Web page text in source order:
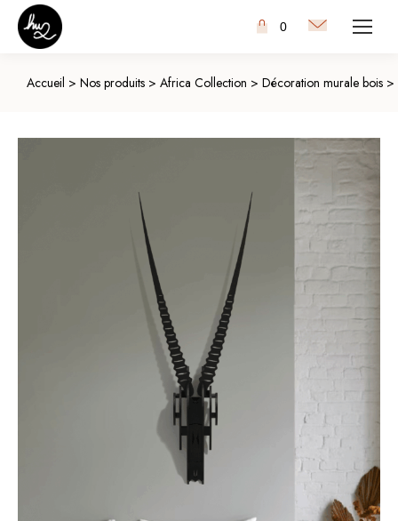
0
Accueil > Nos produits> Africa Collection > Décoration murale bois>